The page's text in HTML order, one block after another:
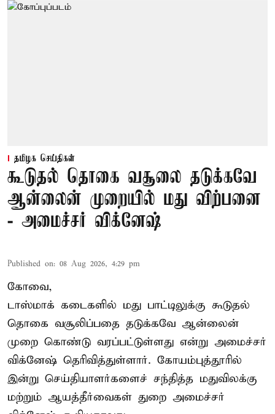
தமிழக செய்திகள்
கூடுதல் தொகை வசூலை தடுக்கவே
ஆன்லைன் முறையில் மது விற்பனை
- அமைச்சர் விக்னேஷ்
Published on: 08 Aug 2026, 4:29 pm
கோவை,
டாஸ்மாக் கடைகளில் மது பாட்டிலுக்கு கூடுதல்
தொகை வசூலிப்பதை தடுக்கவே ஆன்லைன்
முறை கொண்டு வரப்பட்டுள்ளது என்று அமைச்சர்
விக்னேஷ் தெரிவித்துள்ளார். கோயம்புத்தூரில்
இன்று செய்தியாளர்களைச் சந்தித்த மதுவிலக்கு
மற்றும் ஆயத்தீர்வைகள் துறை அமைச்சர்